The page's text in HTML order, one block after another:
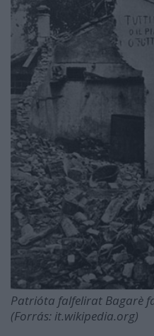
Patrióta falfelirat Bagarè
(Forrás: it.wikipedia.org)